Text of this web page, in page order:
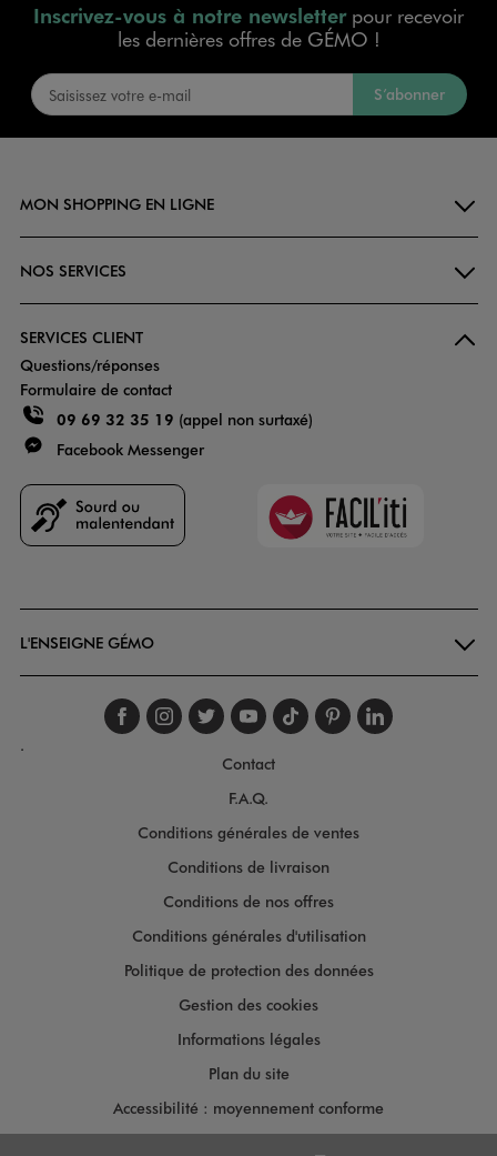
Inscrivez-vous à notre newsletterpour recevoir
les dernières offres de GÉMO !
S’abonner
MON SHOPPING EN LIGNE
NOS SERVICES
SERVICES CLIENT
Questions/réponses
Formulaire de contact
09 69 32 35 19 (appel non surtaxé)
Facebook Messenger
Faciliti
L'ENSEIGNE GÉMO
Suivez-nous sur
Suivez-nous sur
Suivez-nous sur
Suivez-nous
Suivez-nous
Suivez-
.
Contact
F.A.Q.
Conditions générales de ventes
Conditions de livraison
Conditions de nos offres
Conditions générales d'utilisation
Politique de protection des données
Gestion des cookies
Informations légales
Plan du site
Accessibilité : moyennement conforme